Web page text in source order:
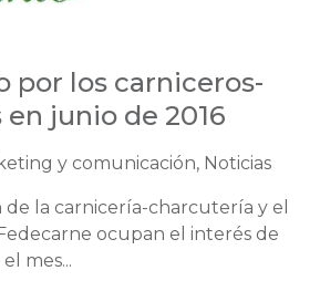
por los carniceros-
junio de 2016
y comunicación, Noticias
la carnicería-charcutería y el
ocupan el interés de
mes...